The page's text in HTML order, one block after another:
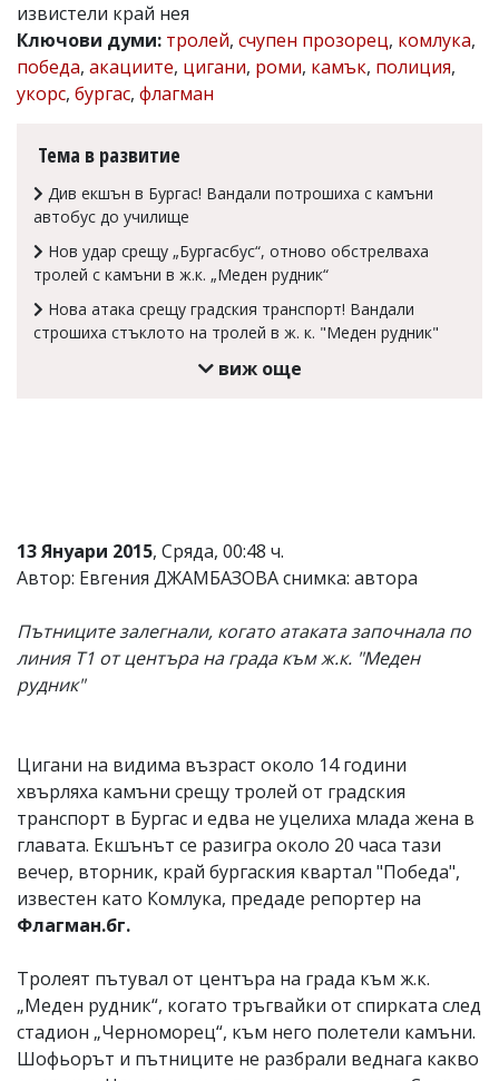
Коментарите
под
статиите
въвеждат
читателите
редакцията
носи
отговорност
Ако
обиден
извистели край нея
Ключови думи: тролей, счупен прозорец, комлука,
победа, акациите, цигани, роми, камък, полиция,
укорс, бургас, флагман
Тема в развитие
Див екшън в Бургас! Вандали потрошиха с камъни
автобус до училище
Нов удар срещу „Бургасбус“, отново обстрелваха
тролей с камъни в ж.к. „Меден рудник“
Нова атака срещу градския транспорт! Вандали
строшиха стъклото на тролей в ж. к. "Меден рудник"
виж още
13 Януари 2015, Сряда, 00:48 ч.
Автор: Евгения ДЖАМБАЗОВА снимка: автора
Пътниците залегнали, когато атаката започнала по
линия Т1 от центъра на града към ж.к. "Меден
рудник"
Цигани на видима възраст около 14 години
хвърляха камъни срещу тролей от градския
транспорт в Бургас и едва не уцелиха млада жена в
главата. Екшънът се разигра около 20 часа тази
вечер, вторник, край бургаския квартал "Победа",
известен като Комлука, предаде репортер на
Флагман.бг.
Тролеят пътувал от центъра на града към ж.к.
„Меден рудник“, когато тръгвайки от спирката след
стадион „Черноморец“, към него полетели камъни.
Шофьорът и пътниците не разбрали веднага какво